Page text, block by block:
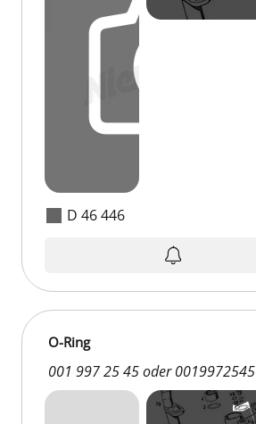
D 46 446
O-Ring
001 997 25 45 oder 0019972545